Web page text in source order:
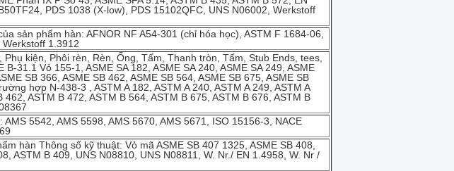
PDS 1038 (X-low), PDS 15102QFC, UNS N06002, Werkstoff
sản phẩm hàn: AFNOR NF A54-301 (chỉ hóa học), ASTM F 1684-06,
1.3912
kiện, Phôi rèn, Rèn, Ống, Tấm, Thanh tròn, Tấm, Stub Ends, tees,
31.1 Vỏ 155-1, ASME SA 182, ASME SA 240, ASME SA 249, ASME
SB 366, ASME SB 462, ASME SB 564, ASME SB 675, ASME SB
hợp N-438-3 , ASTM A 182, ASTM A 240, ASTM A 249, ASTM A
462, ASTM B 472, ASTM B 564, ASTM B 675, ASTM B 676, ASTM B
5542, AMS 5598, AMS 5670, AMS 5671, ISO 15156-3, NACE
hàn Thông số kỹ thuật: Vỏ mã ASME SB 407 1325, ASME SB 408,
ASTM B 409, UNS N08810, UNS N08811, W. Nr./ EN 1.4958, W. Nr /